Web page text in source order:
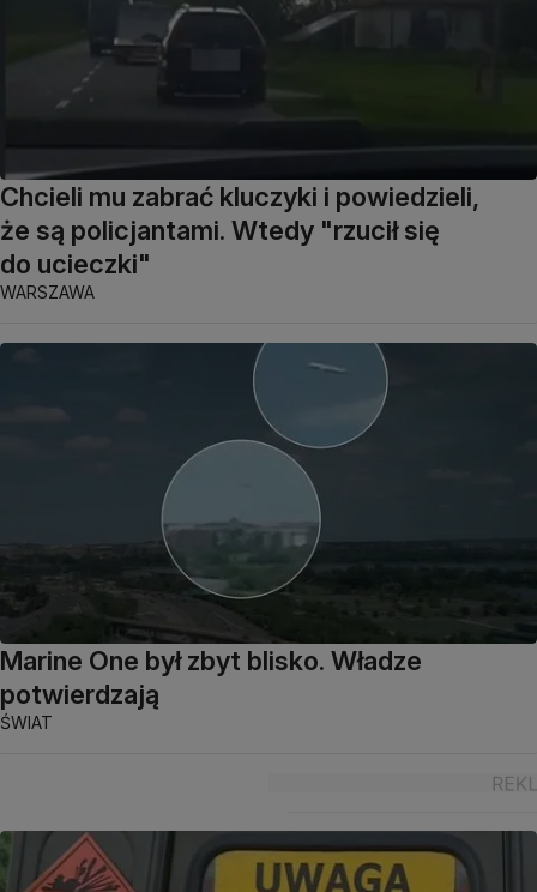
Chcieli mu zabrać kluczyki i powiedzieli,
że są policjantami. Wtedy "rzucił się
do ucieczki"
WARSZAWA
Marine One był zbyt blisko. Władze
potwierdzają
ŚWIAT